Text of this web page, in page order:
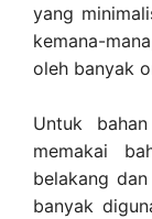
yang
kemana-
oleh banyak
Untuk
memakai
belakang
banyak